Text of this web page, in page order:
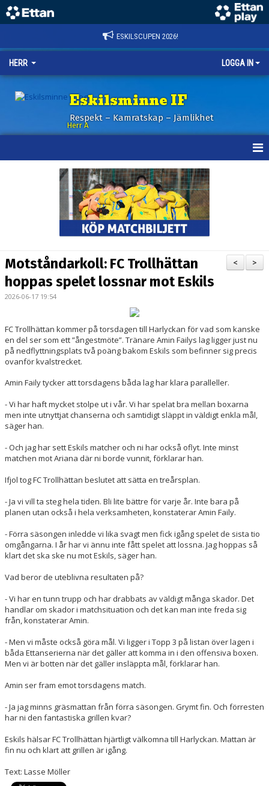
ESKILSCUPEN 2026!
HERR LOGGA IN
Eskilsminne IF
Respekt – Kamratskap – Jämlikhet
Herr A
BILDGALLERI
KONTAKT
MATCHER
ETTAN SÖDRA
>
<
Motståndarkoll: FC Trollhättan
hoppas spelet lossnar mot Eskils
2026-06-17 19:54
FC Trollhättan kommer på torsdagen till Harlyckan för vad som kanske
en del ser som ett ”ångestmöte”. Tränare Amin Failys lag ligger just nu
på nedflyttningsplats två poäng bakom Eskils som befinner sig precis
ovanför kvalstrecket.
Amin Faily tycker att torsdagens båda lag har klara paralleller.
- Vi har haft mycket stolpe ut i vår. Vi har spelat bra mellan boxarna
men inte utnyttjat chanserna och samtidigt släppt in väldigt enkla mål,
säger han.
- Och jag har sett Eskils matcher och ni har också oflyt. Inte minst
matchen mot Ariana där ni borde vunnit, förklarar han.
Ifjol tog FC Trollhättan beslutet att sätta en treårsplan.
- Ja vi vill ta steg hela tiden. Bli lite bättre för varje år. Inte bara på
planen utan också i hela verksamheten, konstaterar Amin Faily.
- Förra säsongen inledde vi lika svagt men fick igång spelet de sista tio
omgångarna. I år har vi ännu inte fått spelet att lossna. Jag hoppas så
klart det ska ske nu mot Eskils, säger han.
Vad beror de uteblivna resultaten på?
- Vi har en tunn trupp och har drabbats av väldigt många skador. Det
handlar om skador i matchsituation och det kan man inte freda sig
från, konstaterar Amin.
- Men vi måste också göra mål. Vi ligger i Topp 3 på listan över lagen i
båda Ettanserierna när det gäller att komma in i den offensiva boxen.
Men vi är botten när det gäller insläppta mål, förklarar han.
Amin ser fram emot torsdagens match.
- Ja jag minns gräsmattan från förra säsongen. Grymt fin. Och förresten
har ni den fantastiska grillen kvar?
Eskils hälsar FC Trollhättan hjärtligt välkomna till Harlyckan. Mattan är
fin nu och klart att grillen är igång.
Text: Lasse Möller